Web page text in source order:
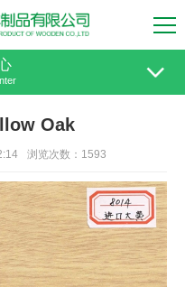
Oak
浏览次数：1593